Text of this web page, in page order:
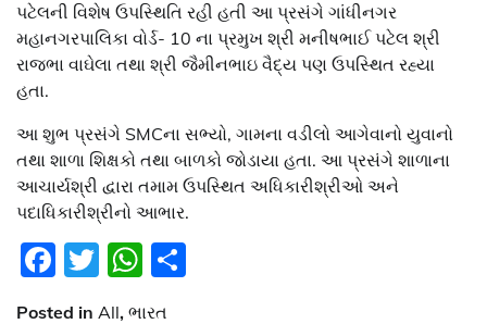
પટેલની વિશેષ ઉપસ્થિતિ રહી હતી આ પ્રસંગે ગાંધીનગર
મહાનગરપાલિકા વોર્ડ- 10 ના પ્રમુખ શ્રી મનીષભાઈ પટેલ શ્રી
રાજભા વાઘેલા તથા શ્રી જૈમીનભાઇ વૈદ્ય પણ ઉપસ્થિત રહ્યા
હતા.
આ શુભ પ્રસંગે SMCના સભ્યો, ગામના વડીલો આગેવાનો યુવાનો
તથા શાળા શિક્ષકો તથા બાળકો જોડાયા હતા. આ પ્રસંગે શાળાના
આચાર્યશ્રી દ્વારા તમામ ઉપસ્થિત અધિકારીશ્રીઓ અને
પદાધિકારીશ્રીનો આભાર.
Facebook
TwitterWhatsApp
Posted in All, ભારત